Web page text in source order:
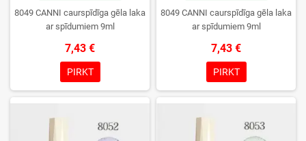
8049 CANNI caurspīdīga gēla laka
ar spīdumiem 9ml
7,43 €
PIRKT
8049 CANNI caurspīdīga gēla laka
ar spīdumiem 9ml
7,43 €
PIRKT